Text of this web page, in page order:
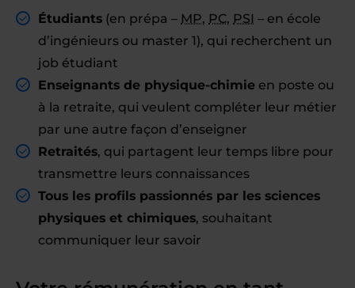
Étudiants (en prépa – MP, PC, PSI – en école
d’ingénieurs ou master 1), qui recherchent un
job étudiant
Enseignants de physique-chimie en poste ou
à la retraite, qui veulent compléter leur métier
par une autre façon d’enseigner
Retraités, qui partagent leur temps libre pour
transmettre leurs connaissances
Tous les profils passionnés par les sciences
physiques et chimiques, souhaitant
communiquer leur savoir